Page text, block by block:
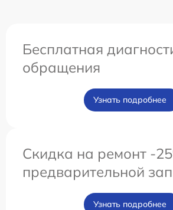
Бесплатная
обращения
Узнать подробнее
Скидка на ремонт -
предварительной
Узнать подробнее